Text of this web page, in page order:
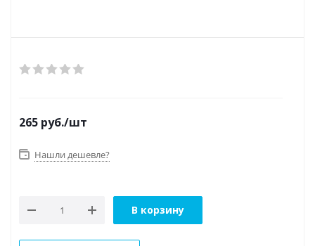
265 руб./шт
Нашли дешевле?
В корзину